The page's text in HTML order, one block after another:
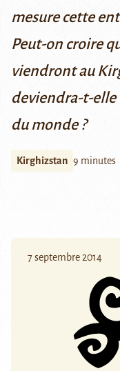
mesure cette
Peut-on croire
viendront au
deviendra-t-
du monde ?
Kirghizstan 9 minutes
7 septembre 2014